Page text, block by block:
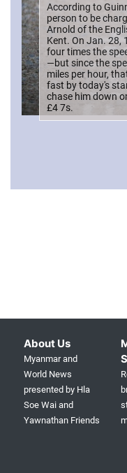
According to
person to be
Arnold of the
Kent. On Jan. 28,
four times the
—but since the
miles per hour,
fast by today's
chase him down
£4 7s.
About Us
Myanmar and
World News
presented by Hla
Soe Wai and
Yawnathan Friends